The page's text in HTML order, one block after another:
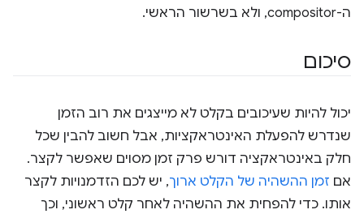
ה-compositor, ולא בשרשור הראשי.
סיכום
יכול להיות שעיכובים בקלט לא מייצגים את רוב הזמן
שנדרש להפעלת האינטראקציות, אבל חשוב להבין שכל
חלק באינטראקציה דורש פרק זמן מסוים שאפשר לקצר.
אם זמן ההשהיה של הקלט ארוך, יש לכם הזדמנויות לקצר
אותו. כדי להפחית את ההשהיה לאחר קלט ראשוני, וכך